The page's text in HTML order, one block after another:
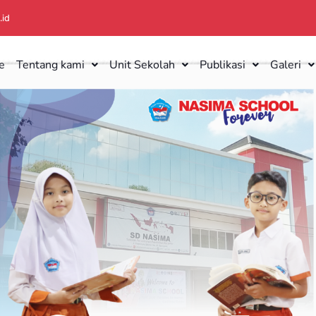
Tentang kami Unit Sekolah Publikasi Galeri